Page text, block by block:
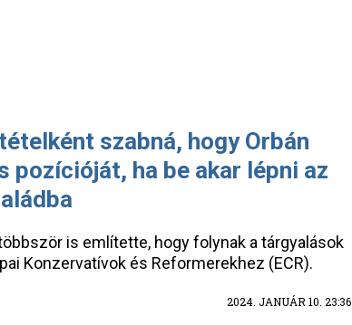
szabná, hogy Orbán
pozícióját, ha be akar lépni az
is említette, hogy folynak a tárgyalások
Konzervatívok és Reformerekhez (ECR).
2024. JANUÁR 10. 23:36